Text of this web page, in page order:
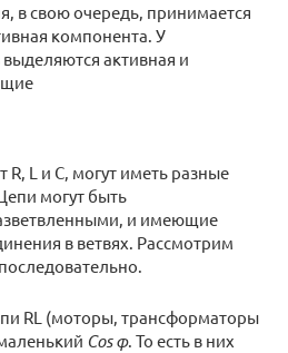
в свою очередь, принимается
компонента. У
активная и
L и C, могут иметь разные
могут быть
и имеющие
в ветвях. Рассмотрим
RL (моторы, трансформаторы
Cos φ. То есть в них